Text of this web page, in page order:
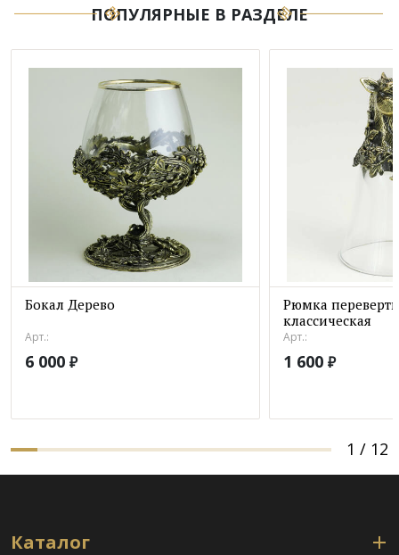
ПОПУЛЯРНЫЕ В РАЗДЕЛЕ
Бокал Дерево
Арт.:
6 000 ₽
Рюмка
классическая
Арт.:
1 600 ₽
1 / 12
Каталог